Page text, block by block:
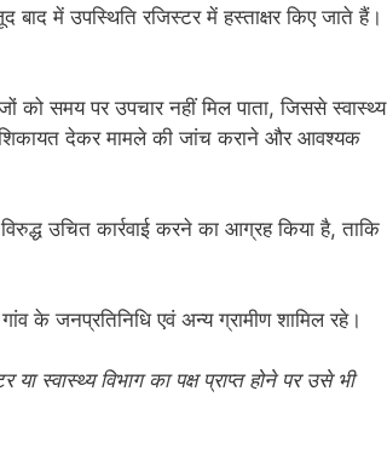
में उपस्थिति रजिस्टर में हस्ताक्षर किए जाते हैं।
को समय पर उपचार नहीं मिल पाता, जिससे स्वास्थ्य
शिकायत देकर मामले की जांच कराने और आवश्यक
उचित कार्रवाई करने का आग्रह किया है, ताकि
के जनप्रतिनिधि एवं अन्य ग्रामीण शामिल रहे।
स्वास्थ्य विभाग का पक्ष प्राप्त होने पर उसे भी